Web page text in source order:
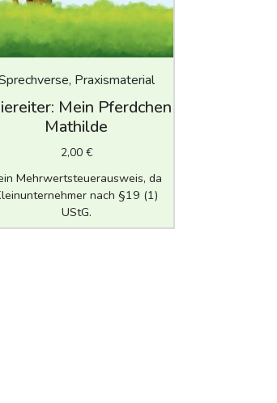
Praxismaterial
Mein Pferdchen
Mathilde
2,00 €
Mehrwertsteuerausweis, da
nach §19 (1)
UStG.